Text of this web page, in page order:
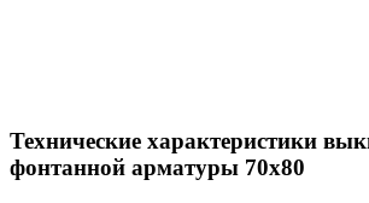
Технические характеристики
фонтанной арматуры 70x80